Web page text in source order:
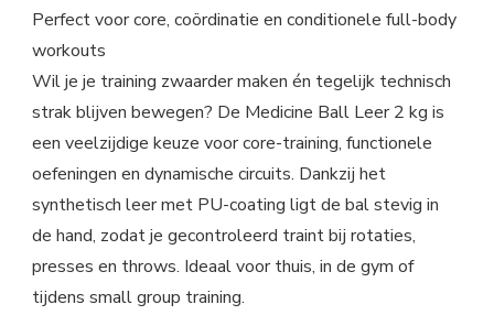
Perfect voor core, coördinatie en conditionele full-body
workouts
Wil je je training zwaarder maken én tegelijk technisch
strak blijven bewegen? De Medicine Ball Leer 2 kg is
een veelzijdige keuze voor core-training, functionele
oefeningen en dynamische circuits. Dankzij het
synthetisch leer met PU-coating ligt de bal stevig in
de hand, zodat je gecontroleerd traint bij rotaties,
presses en throws. Ideaal voor thuis, in de gym of
tijdens small group training.